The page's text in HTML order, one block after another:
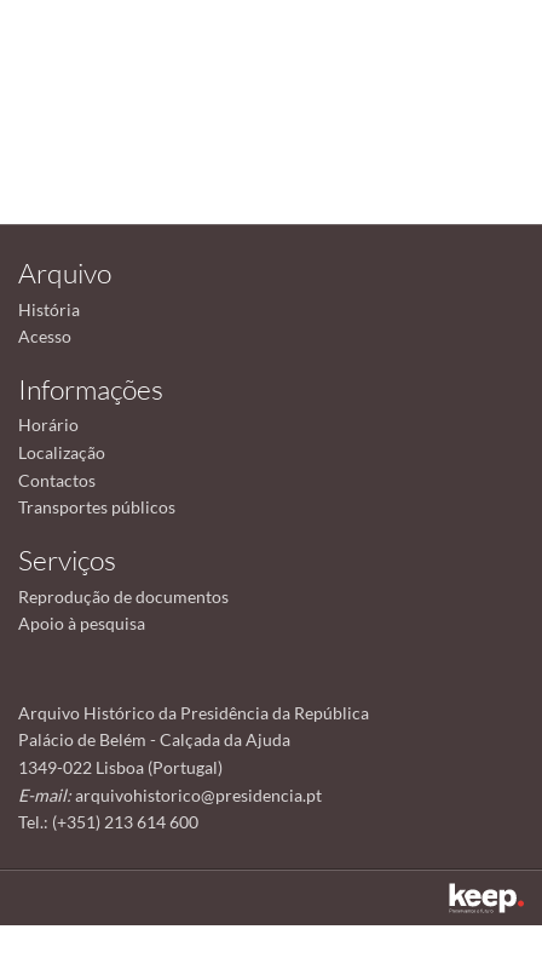
Arquivo
História
Acesso
Informações
Horário
Localização
Contactos
Transportes públicos
Serviços
Reprodução de documentos
Apoio à pesquisa
Arquivo Histórico da Presidência da República
Palácio de Belém - Calçada da Ajuda
1349-022 Lisboa (Portugal)
E-mail:arquivohistorico@presidencia.pt
Tel.: (+351) 213 614 600